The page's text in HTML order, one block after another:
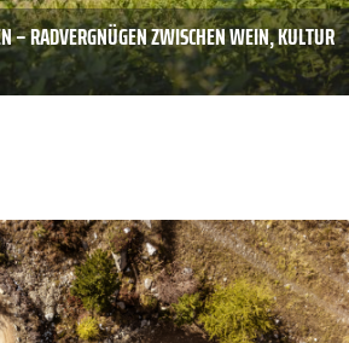
– RADVERGNÜGEN ZWISCHEN WEIN, KULTUR